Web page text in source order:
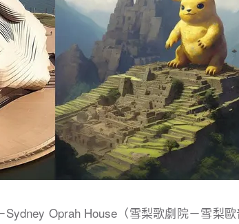
Sydney Oprah House（雪梨歌劇院－雪梨